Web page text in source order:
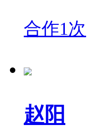
合作1次
赵阳